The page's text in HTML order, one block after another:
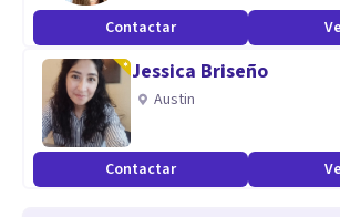
Contactar
Jessica Briseño
Austin
Contactar